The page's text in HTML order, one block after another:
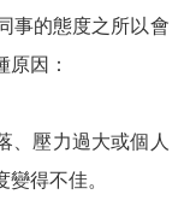
事的態度之所以會
因：
、壓力過大或個人
得不佳。